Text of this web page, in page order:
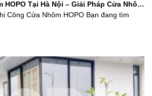
HOPO Tại Hà Nội – Giải Pháp Cửa Nhôm
Công Cửa Nhôm HOPO Bạn đang tìm